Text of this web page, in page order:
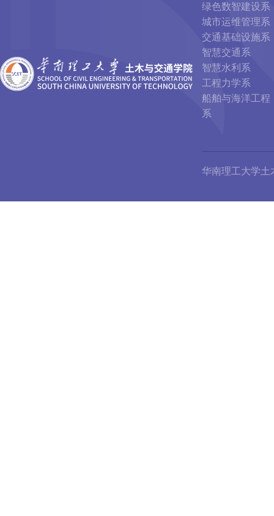
绿色数智建设系
城市运维管理系
交通基础设施系
智慧交通系
智慧水利系
工程力学系
船舶与海洋工程
系
华南理工大学土